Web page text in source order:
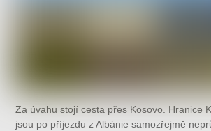
Za úvahu stojí cesta přes Kosovo. Hranice
jsou po příjezdu z Albánie samozřejmě